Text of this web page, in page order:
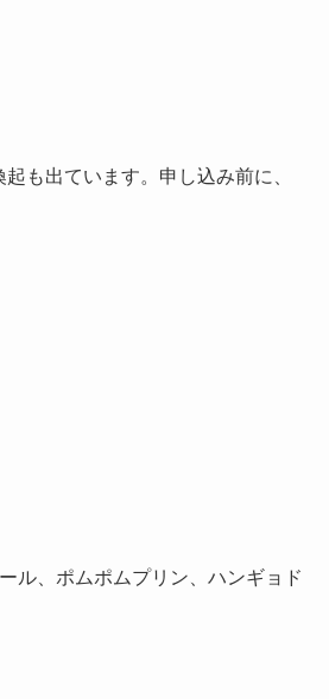
も出ています。申し込み前に、
ル、ポムポムプリン、ハンギョド